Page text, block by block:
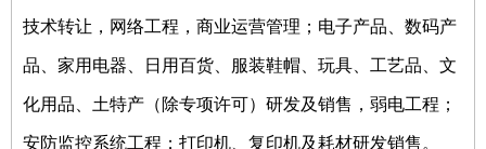
技术转让，网络工程，商业运营管理；电子产品、数码产
品、家用电器、日用百货、服装鞋帽、玩具、工艺品、文
化用品、土特产（除专项许可）研发及销售，弱电工程；
安防监控系统工程；打印机、复印机及耗材研发销售。